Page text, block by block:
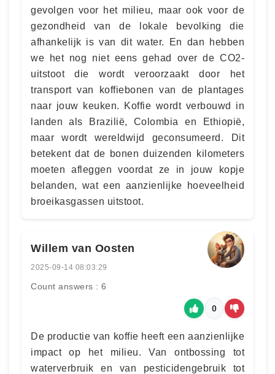
gevolgen voor het milieu, maar ook voor de
gezondheid van de lokale bevolking die
afhankelijk is van dit water. En dan hebben
we het nog niet eens gehad over de CO2-
uitstoot die wordt veroorzaakt door het
transport van koffiebonen van de plantages
naar jouw keuken. Koffie wordt verbouwd in
landen als Brazilië, Colombia en Ethiopië,
maar wordt wereldwijd geconsumeerd. Dit
betekent dat de bonen duizenden kilometers
moeten afleggen voordat ze in jouw kopje
belanden, wat een aanzienlijke hoeveelheid
broeikasgassen uitstoot.
Willem van Oosten
2025-09-14 08:03:29
Count answers : 6
0
De productie van koffie heeft een aanzienlijke
impact op het milieu. Van ontbossing tot
waterverbruik en van pesticidengebruik tot